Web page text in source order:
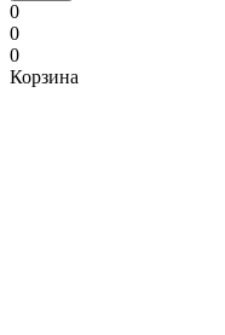
0
0
0
Корзина